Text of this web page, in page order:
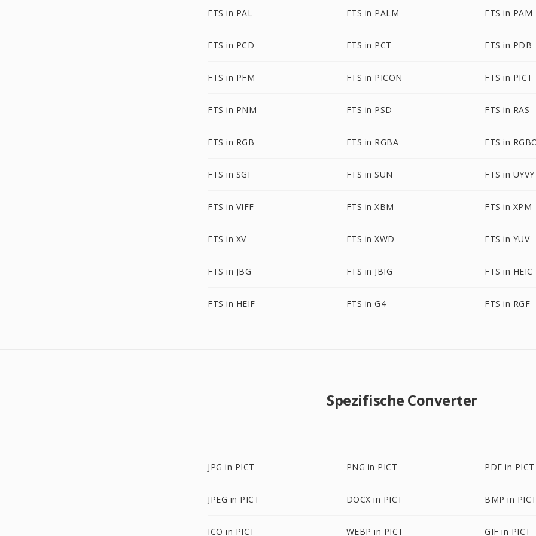
FTS in PAL FTS in PALM FTS in PAM
FTS in PCD FTS in PCT FTS in PDB
FTS in PFM FTS in PICON FTS in PICT
FTS in PNM FTS in PSD FTS in RAS
FTS in RGB FTS in RGBA FTS in
FTS in SGI FTS in SUN FTS in UYVY
FTS in VIFF FTS in XBM FTS in XPM
FTS in XV FTS in XWD FTS in YUV
FTS in JBG FTS in JBIG FTS in HEIC
FTS in HEIF FTS in G4 FTS in RGF
Spezifische Converter
JPG in PICT PNG in PICT PDF in PICT
JPEG in PICT DOCX in PICT BMP in
ICO in PICT WEBP in PICT GIF in PICT